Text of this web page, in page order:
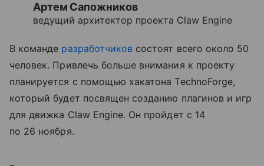
Артем Сапожников
ведущий архитектор проекта Claw Engine
В команде разработчиков состоят всего около 50
человек. Привлечь больше внимания к проекту
планируется с помощью хакатона TechnoForge,
который будет посвящен созданию плагинов и игр
для движка Claw Engine. Он пройдет с 14
по 26 ноября.